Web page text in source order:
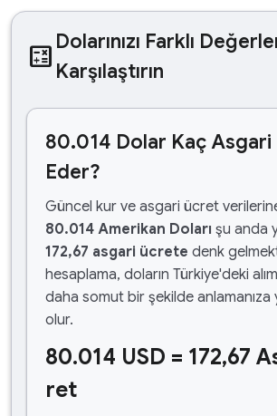
calculate Dolarınızı Farklı
Karşılaştırın
80.014 Dolar Kaç
Eder?
Güncel kur ve asgari ücret
80.014 Amerikan Doları şu anda
172,67 asgari ücrete denk
hesaplama, doların Türkiye'deki
daha somut bir şekilde anlamanıza
olur.
80.014 USD = 172,67
ret